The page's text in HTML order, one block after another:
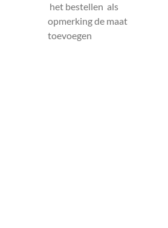
het bestellen als
opmerking de maat
toevoegen